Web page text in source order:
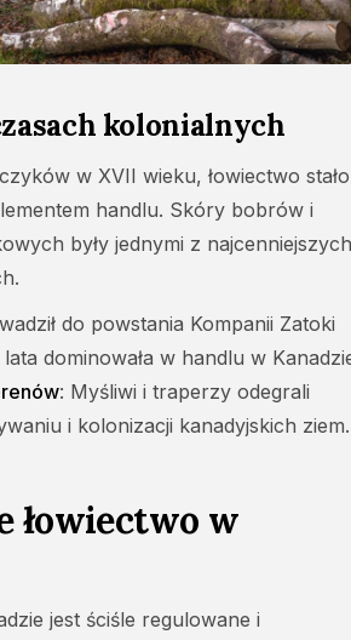
kolonialnych
w XVII wieku, łowiectwo stało
handlu. Skóry bobrów i
były jednymi z
do powstania Kompanii Zatoki
dominowała w handlu w
: Myśliwi i traperzy odegrali
i kolonizacji kanadyjskich ziem.
łowiectwo w
jest ściśle regulowane i